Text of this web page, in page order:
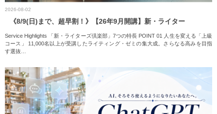
2026-08-02
《8/9(日)まで、超早割！》【26年9月開講】新・ライター
Service Highlights 「新・ライターズ倶楽部」7つの特長 POINT 01 人生を変える「上級
コース」 11,000名以上が受講したライティング・ゼミの集大成。さらなる高みを目指
す選抜